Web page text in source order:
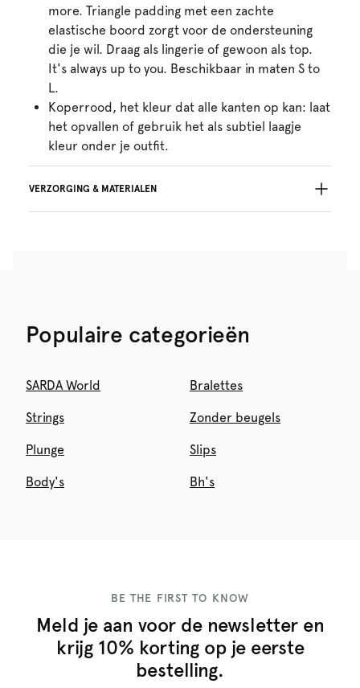
more. Triangle padding met een zachte
elastische boord zorgt voor de ondersteuning
die je wil. Draag als lingerie of gewoon als top.
It's always up to you. Beschikbaar in maten S to
L.
Koperrood, het kleur dat alle kanten op kan: laat
het opvallen of gebruik het als subtiel laagje
kleur onder je outfit.
VERZORGING & MATERIALEN
Elastaan:15%
Populaire categorieën
SARDA World Bralettes
Strings Zonder beugels
Plunge Slips
Body's Bh's
BE THE FIRST TO KNOW
Meld je aan voor de newsletter en
krijg 10% korting op je eerste
bestelling.